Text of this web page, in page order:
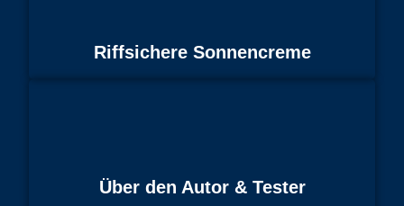
Riffsichere Sonnencreme
Über den Autor & Tester